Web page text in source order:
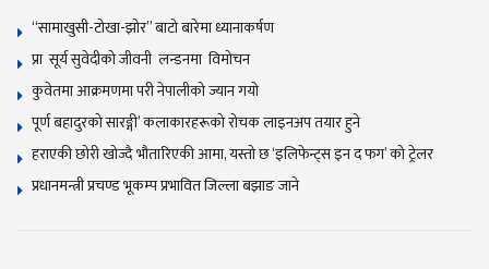
“सामाखुसी-टोखा-झोर” बाटो बारेमा ध्यानाकर्षण
प्रा सूर्य सुवेदीको जीवनी लन्डनमा विमोचन
कुवेतमा आक्रमणमा परी नेपालीको ज्यान गयाे
पूर्ण बहादुरको सारङ्गी’ कलाकारहरूको रोचक लाइनअप तयार हुने
हराएकी छोरी खोज्दै भौतारिएकी आमा, यस्तो छ ‘इलिफेन्ट्स इन द फग’ को ट्रेलर
प्रधानमन्त्री प्रचण्ड भूकम्प प्रभावित जिल्ला बझाङ जाने